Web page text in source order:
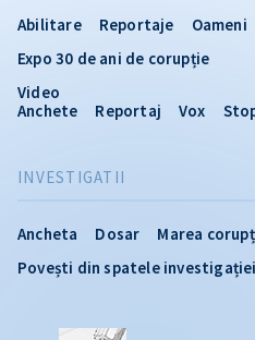
INVESTIGATII
Ancheta Dosar
Marea
Povești din spatele investigației
Abilitare Reportaje Oameni
Expo 30 de ani de corupție
Video
Anchete
Reportaj Vox